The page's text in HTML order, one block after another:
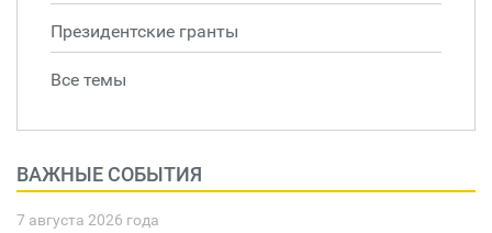
Президентские гранты
Все темы
ВАЖНЫЕ СОБЫТИЯ
7 августа 2026 года